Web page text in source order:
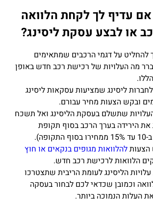
עדיף לך לקחת הלוואה
או לבצע עסקת ליסינג?
להחליט על דגמי הרכבים שמתאימים
מה העלויות של רכישת רכב חדש באופן
ליסינג שמציעות עסקאות ליסינג
ובקש הצעות מחיר עבורם.
שתשלם בעסקת הליסינג ואל תשכח
את הירידה בערך הרכב בסוף תקופת
להלוואות מגופים בנקאים או חוץ
הלוואות לרכישת רכב חדש.
הליסינג לעומת הריבית שתצטרכו
וכמובן שכדאי לכם לבחור בעסקה
העלות הנמוכה ביותר.